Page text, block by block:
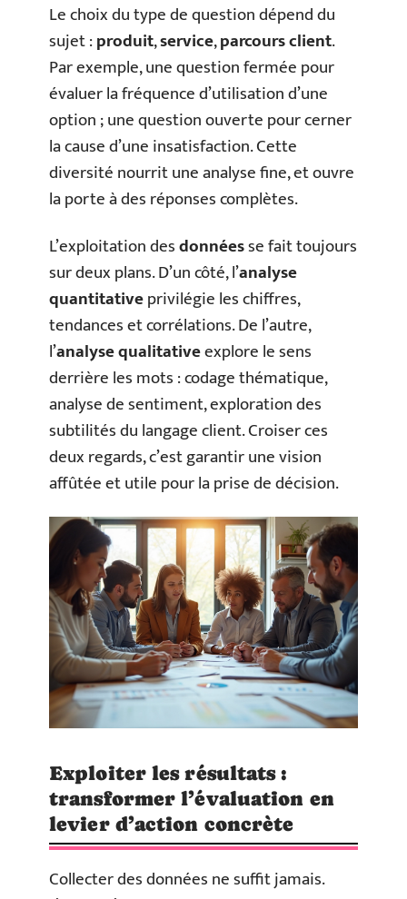
Le choix du type de question dépend du
sujet :produit,service,parcours client.
Par exemple, une question fermée pour
évaluer la fréquence d’utilisation d’une
option ; une question ouverte pour cerner
la cause d’une insatisfaction. Cette
diversité nourrit une analyse fine, et ouvre
la porte à des réponses complètes.
L’exploitation desdonnéesse fait toujours
sur deux plans. D’un côté, l’analyse
quantitativeprivilégie les chiffres,
tendances et corrélations. De l’autre,
l’analyse qualitativeexplore le sens
derrière les mots : codage thématique,
analyse de sentiment, exploration des
subtilités du langage client. Croiser ces
deux regards, c’est garantir une vision
affûtée et utile pour la prise de décision.
Exploiter les résultats :
transformer l’évaluation en
levier d’action concrète
Collecter des données ne suffit jamais.